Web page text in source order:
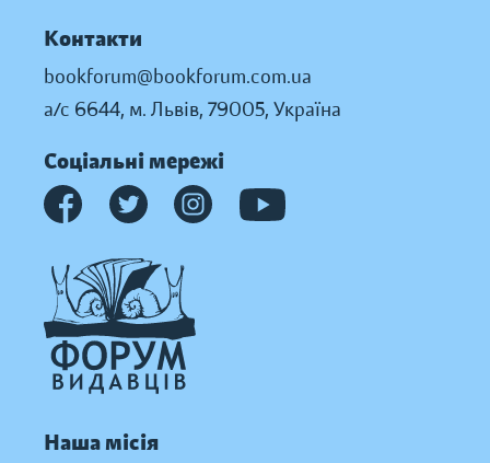
Контакти
bookforum@bookforum.com.ua
а/с 6644, м. Львів, 79005, Україна
Соціальні мережі
Наша місія